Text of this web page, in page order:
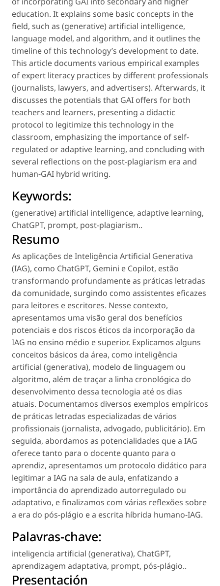
education. It explains some basic concepts in the
field, such as (generative) artificial intelligence,
language model, and algorithm, and it outlines the
timeline of this technology’s development to date.
This article documents various empirical examples
of expert literacy practices by different professionals
(journalists, lawyers, and advertisers). Afterwards, it
discusses the potentials that GAI offers for both
teachers and learners, presenting a didactic
protocol to legitimize this technology in the
classroom, emphasizing the importance of self-
regulated or adaptive learning, and concluding with
several reflections on the post-plagiarism era and
human-GAI hybrid writing.
Keywords:
(generative) artificial intelligence, adaptive learning,
ChatGPT, prompt, post-plagiarism..
Resumo
As aplicações de Inteligência Artificial Generativa
(IAG), como ChatGPT, Gemini e Copilot, estão
transformando profundamente as práticas letradas
da comunidade, surgindo como assistentes eficazes
para leitores e escritores. Nesse contexto,
apresentamos uma visão geral dos benefícios
potenciais e dos riscos éticos da incorporação da
IAG no ensino médio e superior. Explicamos alguns
conceitos básicos da área, como inteligência
artificial (generativa), modelo de linguagem ou
algoritmo, além de traçar a linha cronológica do
desenvolvimento dessa tecnologia até os dias
atuais. Documentamos diversos exemplos empíricos
de práticas letradas especializadas de vários
profissionais (jornalista, advogado, publicitário). Em
seguida, abordamos as potencialidades que a IAG
oferece tanto para o docente quanto para o
aprendiz, apresentamos um protocolo didático para
legitimar a IAG na sala de aula, enfatizando a
importância do aprendizado autorregulado ou
adaptativo, e finalizamos com várias reflexões sobre
a era do pós-plágio e a escrita híbrida humano-IAG.
Palavras-chave:
inteligencia artificial (generativa), ChatGPT,
aprendizagem adaptativa, prompt, pós-plágio..
Presentación